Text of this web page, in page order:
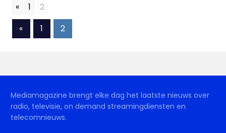
« 1 2
Berichten
«Vorige
berichten
1 2
Mediamagazine brengt elke dag het laatste nieuws over
radio, televisie, on demand streamingdiensten en
telecomnieuws.